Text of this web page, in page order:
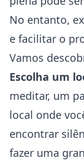
No entanto,
e facilitar o
Vamos
Escolha um
meditar, um
local onde
encontrar
fazer uma